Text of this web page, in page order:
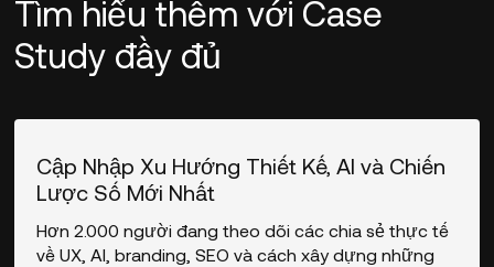
Tìm hiểu thêm với Case
Study đầy đủ
Cập Nhập Xu Hướng Thiết Kế, AI và Chiến
Lược Số Mới Nhất
Hơn 2.000 người đang theo dõi các chia sẻ thực tế
về UX, AI, branding, SEO và cách xây dựng những